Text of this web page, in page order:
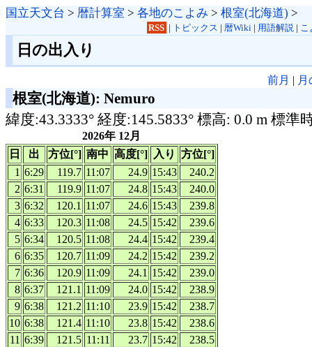
国立天文台 > 暦計算室 > 各地のこよみ > 根室(北海道) >
RSS | トピックス | 暦Wiki| 用語解説| こ
日の出入り
前月 |
根室(北海道): Nemuro
緯度:43.3333° 経度:145.5833° 標高: 0.0 m 標準
2026年 12月
日
出 方位[°] 南中 高度[°] 入り
方位[°]
1 6:29 119.7 11:07 24.9 15:43
240.2
2 6:31 119.9 11:07 24.8 15:43
240.0
3 6:32 120.1 11:07 24.6 15:43
239.8
4 6:33 120.3 11:08 24.5 15:42
239.6
5 6:34 120.5 11:08 24.4 15:42
239.4
6 6:35 120.7 11:09 24.2 15:42
239.2
7 6:36 120.9 11:09 24.1 15:42
239.0
8 6:37 121.1 11:09 24.0 15:42
238.9
9 6:38 121.2 11:10 23.9 15:42
238.7
10 6:38 121.4 11:10 23.8 15:42
238.6
11 6:39 121.5 11:11 23.7 15:42
238.5